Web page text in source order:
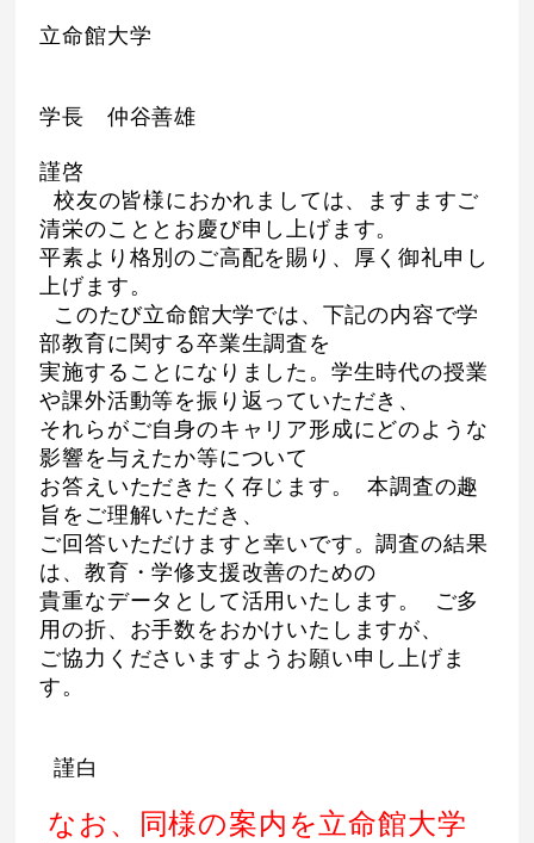
立命館大学
学長 仲谷善雄
謹啓
校友の皆様におかれましては、ますますご
清栄のこととお慶び申し上げます。
平素より格別のご高配を賜り、厚く御礼申し
上げます。
このたび立命館大学では、下記の内容で学
部教育に関する卒業生調査を
実施することになりました。学生時代の授業
や課外活動等を振り返っていただき、
それらがご自身のキャリア形成にどのような
影響を与えたか等について
お答えいただきたく存じます。 本調査の趣
旨をご理解いただき、
ご回答いただけますと幸いです。調査の結果
は、教育・学修支援改善のための
貴重なデータとして活用いたします。 ご多
用の折、お手数をおかけいたしますが、
ご協力くださいますようお願い申し上げま
す。
謹白
なお、同様の案内を立命館大学